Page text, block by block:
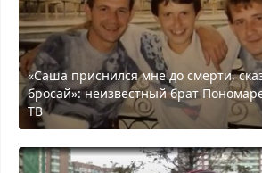
«Саша приснился мне до смерти,
бросай»: неизвестный брат
ТВ